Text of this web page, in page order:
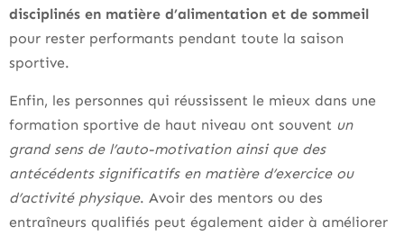
disciplinés en matière d’alimentation et de sommeil
pour rester performants pendant toute la saison
sportive.
Enfin, les personnes qui réussissent le mieux dans une
formation sportive de haut niveau ont souvent un
grand sens de l’auto-motivation ainsi que des
antécédents significatifs en matière d’exercice ou
d’activité physique. Avoir des mentors ou des
entraîneurs qualifiés peut également aider à améliorer